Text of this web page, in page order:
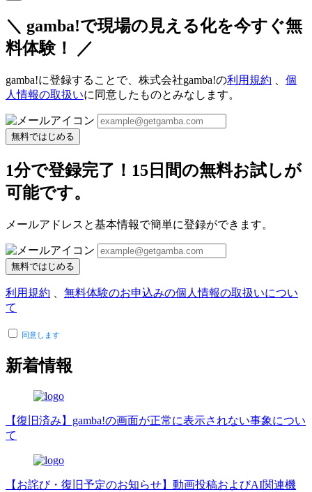
＼ gamba!で現場の見える化を今すぐ無
料体験！ ／
gamba!に登録することで、株式会社gamba!の利用規約
個
人情報の取扱いに同意したものとみなします。
無料ではじめる
1分で登録完了！15日間の無料お試しが
可能です。
メールアドレスと基本情報で簡単に登録ができます。
無料ではじめる
利用規約
無料体験のお申込みの個人情報の取扱いについ
て
同意します
新着情報
【復旧済み】gamba!の画面が正常に表示されない事象につい
て
【お詫び・復旧予定のお知らせ】動画投稿およびAI関連機